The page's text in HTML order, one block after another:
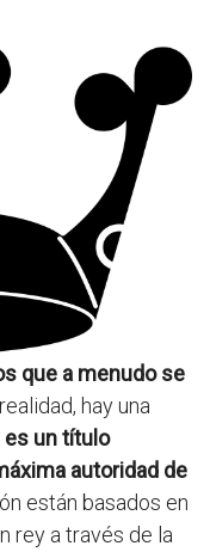
que a menudo se
hay una
es un título
autoridad de
están basados en
rey a través de la